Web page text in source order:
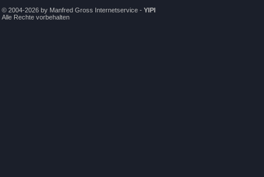
© 2004-2026 by Manfred Gross Internetservice - YIPI
Alle Rechte vorbehalten